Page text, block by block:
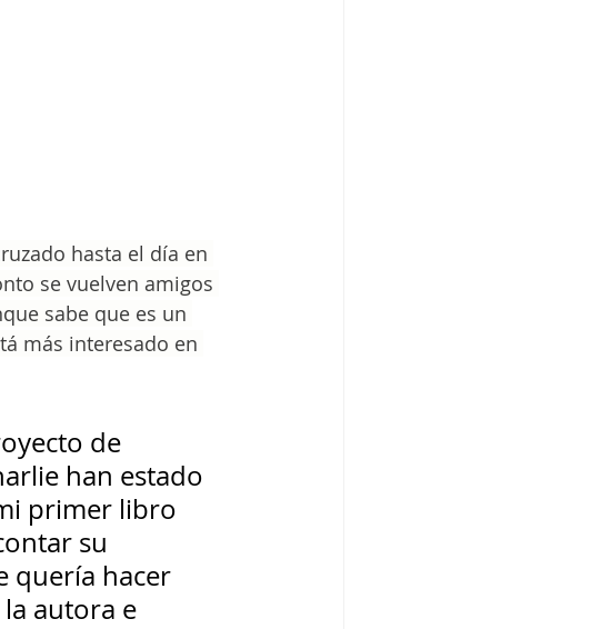
hasta el día en
se vuelven amigos
sabe que es un
más interesado en
de
han estado
primer libro
su
quería hacer
autora e